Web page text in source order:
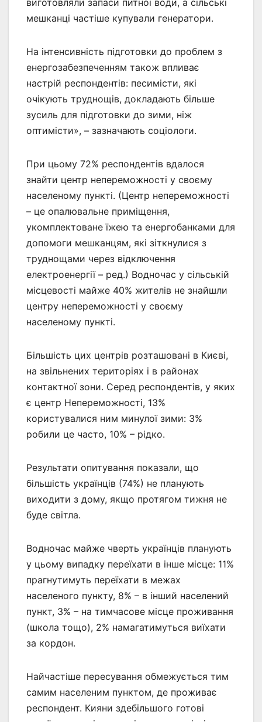
виготовляли запаси питної води, а сільські
мешканці частіше купували генератори.
На інтенсивність підготовки до проблем з
енергозабезпеченням також впливає
настрій респондентів: песимісти, які
очікують труднощів, докладають більше
зусиль для підготовки до зими, ніж
оптимісти», – зазначають соціологи.
При цьому 72% респондентів вдалося
знайти центр непереможності у своєму
населеному пункті. (Центр непереможності
– це опалювальне приміщення,
укомплектоване їжею та енергобанками для
допомоги мешканцям, які зіткнулися з
труднощами через відключення
електроенергії – ред.) Водночас у сільській
місцевості майже 40% жителів не знайшли
центру непереможності у своєму
населеному пункті.
Більшість цих центрів розташовані в Києві,
на звільнених територіях і в районах
контактної зони. Серед респондентів, у яких
є центр Непереможності, 13%
користувалися ним минулої зими: 3%
робили це часто, 10% – рідко.
Результати опитування показали, що
більшість українців (74%) не планують
виходити з дому, якщо протягом тижня не
буде світла.
Водночас майже чверть українців планують
у цьому випадку переїхати в інше місце: 11%
прагнутимуть переїхати в межах
населеного пункту, 8% – в інший населений
пункт, 3% – на тимчасове місце проживання
(школа тощо), 2% намагатимуться виїхати
за кордон.
Найчастіше пересування обмежується тим
самим населеним пунктом, де проживає
респондент. Кияни здебільшого готові